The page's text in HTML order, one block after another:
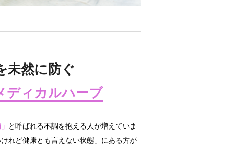
未然に防ぐ
ディカルハーブ
と呼ばれる不調を抱える人が増えていま
れど健康とも言えない状態」にある方が